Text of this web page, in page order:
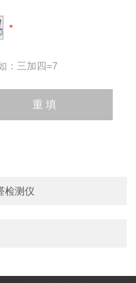
：三加四=7
检测仪